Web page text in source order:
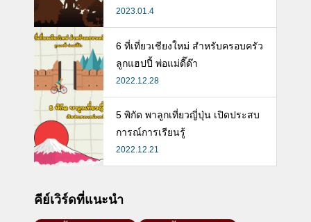
2023.01.4
6 ที่เที่ยวเชียงใหม่ สำหรับครอบครัว
ลูกแฮปปี้ พ่อแม่ดี๊ด๊า
2022.12.28
5 พิกัด พาลูกเที่ยวญี่ปุ่น เปิดประสบ
การณ์การเรียนรู้
2022.12.21
คีย์เวิร์ดที่แนะนำ